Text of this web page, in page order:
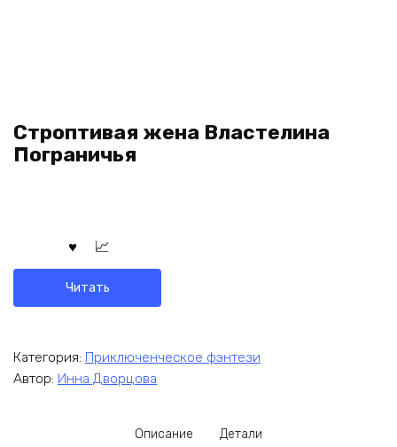
Строптивая жена Властелина
Пограничья
Читать
Категория: Приключенческое фэнтези
Автор: Инна Дворцова
Описание Детали